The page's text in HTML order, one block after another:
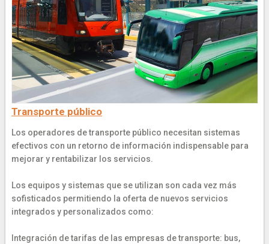
Transporte público
Los operadores de transporte público necesitan sistemas
efectivos con un retorno de información indispensable para
mejorar y rentabilizar los servicios.
Los equipos y sistemas que se utilizan son cada vez más
sofisticados permitiendo la oferta de nuevos servicios
integrados y personalizados como:
Integración de tarifas de las empresas de transporte: bus,